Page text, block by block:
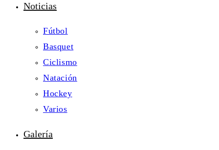
Noticias
Fútbol
Basquet
Ciclismo
Natación
Hockey
Varios
Galería